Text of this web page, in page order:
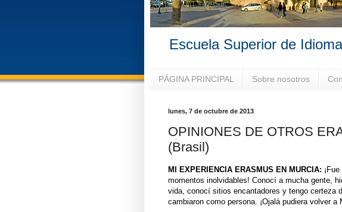
Escuela Superior de
PÁGINA PRINCIPAL Sobre nosotros
lunes, 7 de octubre de 2013
OPINIONES DE OTROS
(Brasil)
MI EXPERIENCIA ERASMUS EN MURCIA:
momentos inolvidables! Conocí a mucha gente,
vida, conocí sitios encantadores y tengo certeza
cambiaron como persona. ¡Ojalá pudiera volver